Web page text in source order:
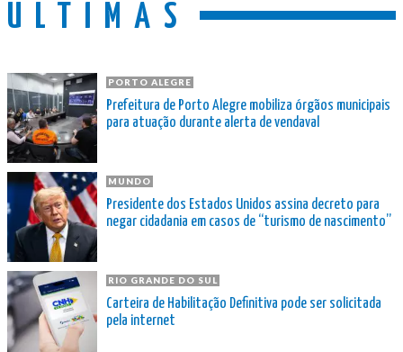
ÚLTIMAS
PORTO ALEGRE
Prefeitura de Porto Alegre mobiliza órgãos municipais
para atuação durante alerta de vendaval
MUNDO
Presidente dos Estados Unidos assina decreto para
negar cidadania em casos de “turismo de nascimento”
RIO GRANDE DO SUL
Carteira de Habilitação Definitiva pode ser solicitada
pela internet